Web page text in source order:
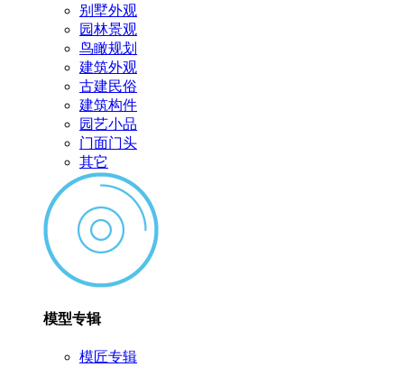
别墅外观
园林景观
鸟瞰规划
建筑外观
古建民俗
建筑构件
园艺小品
门面门头
其它
模型专辑
模匠专辑